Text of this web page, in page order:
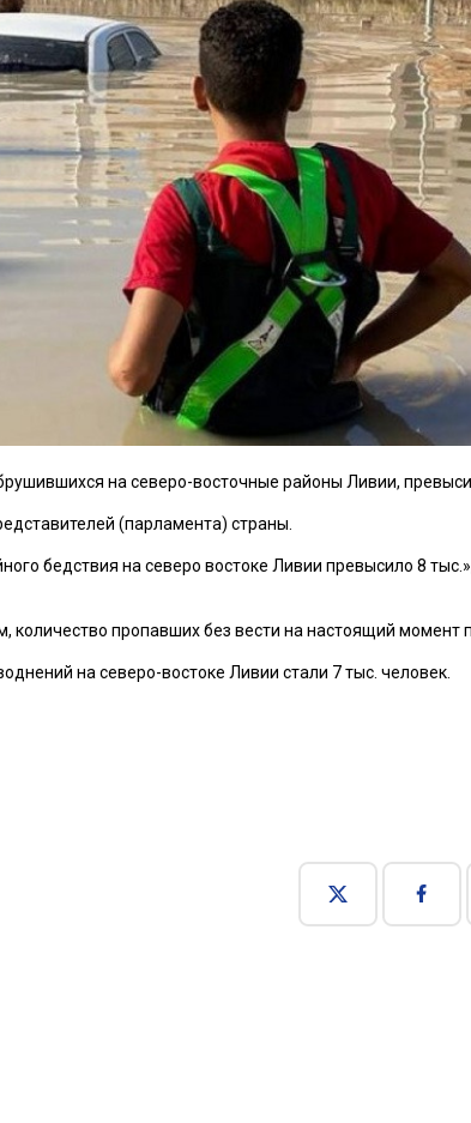
на северо-восточные районы Ливии,
(парламента) страны.
бедствия на северо востоке Ливии превысило 8
количество пропавших без вести на настоящий момент
на северо-востоке Ливии стали 7 тыс. человек.